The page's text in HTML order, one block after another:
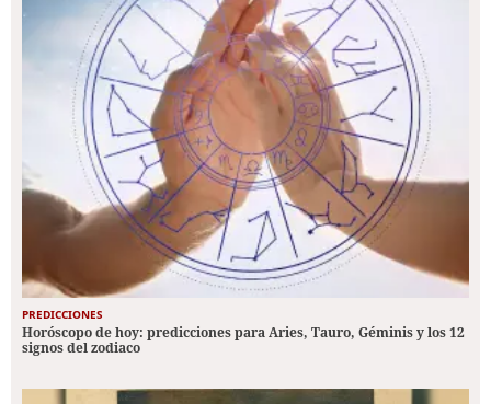
PREDICCIONES
Horóscopo de hoy: predicciones para Aries, Tauro, Géminis y los 12
signos del zodiaco